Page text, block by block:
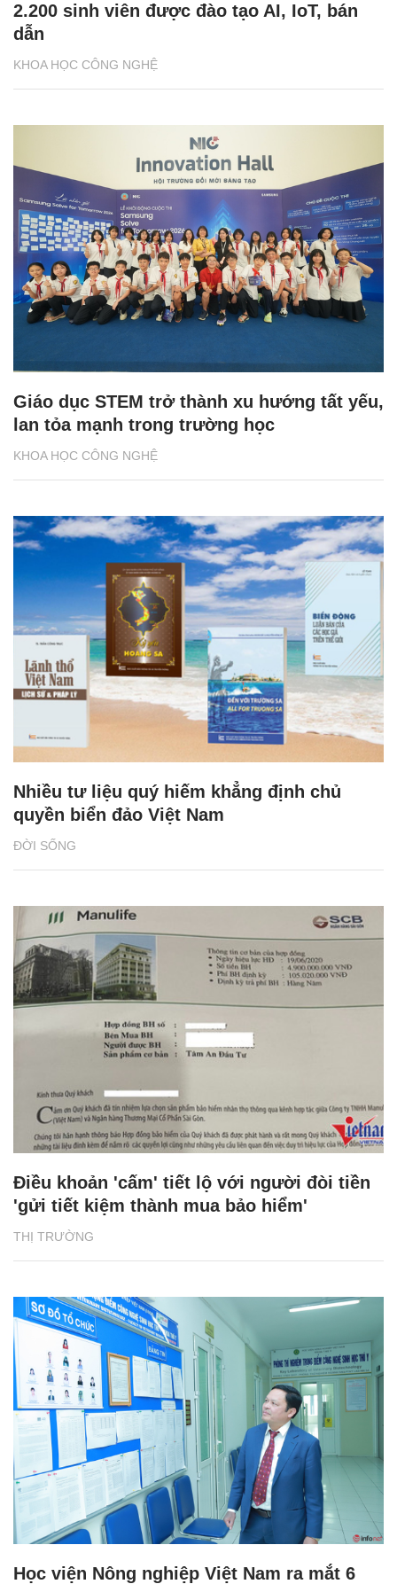
KHOA HỌC CÔNG NGHỆ
2.200 sinh viên được đào tạo AI, IoT, bán
dẫn
KHOA HỌC CÔNG NGHỆ
Giáo dục STEM trở thành xu hướng tất yếu,
lan tỏa mạnh trong trường học
ĐỜI SỐNG
Nhiều tư liệu quý hiếm khẳng định chủ
quyền biển đảo Việt Nam
THỊ TRƯỜNG
Điều khoản 'cấm' tiết lộ với người đòi tiền
'gửi tiết kiệm thành mua bảo hiểm'
Học viện Nông nghiệp Việt Nam ra mắt 6